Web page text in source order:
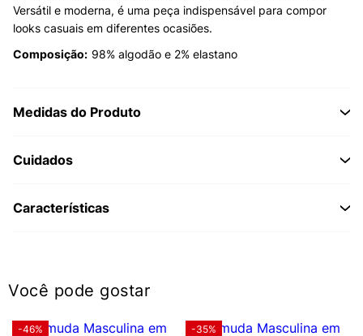
Versátil e moderna, é uma peça indispensável para compor
looks casuais em diferentes ocasiões.
Composição: 98% algodão e 2% elastano
Medidas do Produto
Cuidados
Características
Você pode gostar
-46% -35%